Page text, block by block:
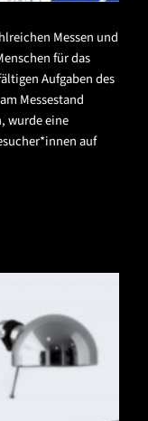
Messen und
für das
Aufgaben des
Messestand
wurde eine
auf